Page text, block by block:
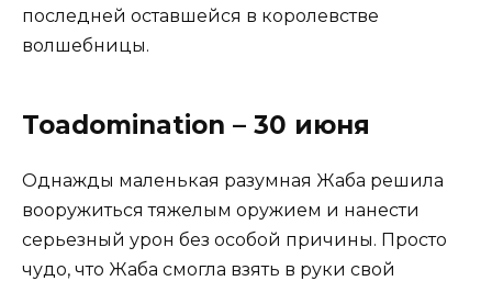
последней оставшейся в королевстве
волшебницы.
Toadomination – 30 июня
Однажды маленькая разумная Жаба решила
вооружиться тяжелым оружием и нанести
серьезный урон без особой причины. Просто
чудо, что Жаба смогла взять в руки свой